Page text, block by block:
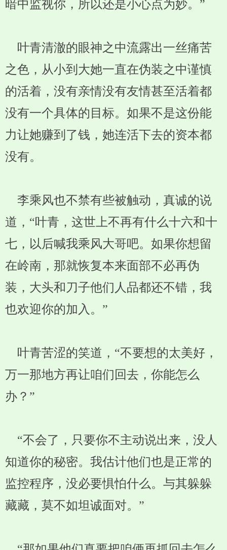
暗中监视你，所以还是小心点为妙。”
叶青清澈的眼神之中流露出一丝痛苦
之色，从小到大她一直在伪装之中谨慎
的活着，没有亲情没有友情甚至活着都
没有一个具体的目标。如果不是这份能
力让她赚到了钱，她连活下去的资本都
没有。
李乘风也不禁有些被触动，真诚的说
道，“叶青，这世上不再有什么十六和十
七，以后喊我乘风大哥吧。如果你想留
在岭南，那就恢复本来面部不必再伪
装，大头和刀子他们人品都还不错，我
也欢迎你的加入。”
叶青苦涩的笑道，“不要想的太美好，
万一那地方再让咱们回去，你能怎么
办？”
“不会了，只要你不主动说出来，没人
知道你的秘密。我估计他们也是正常的
监控程序，没必要惧怕什么。与其躲躲
藏藏，莫不如坦诚面对。”